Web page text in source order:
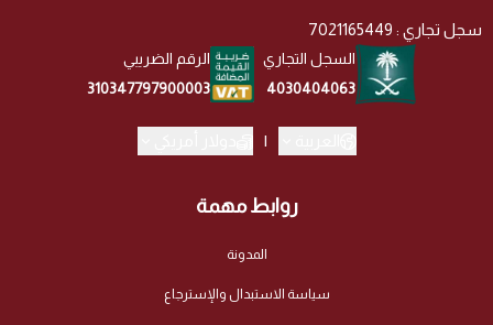
روابط مهمة
المدونة
سياسة الاستبدال والإسترجاع
سجل تجاري : 7021165449
السجل التجاري
4030404063
الرقم الضريبي
310347797900003
|